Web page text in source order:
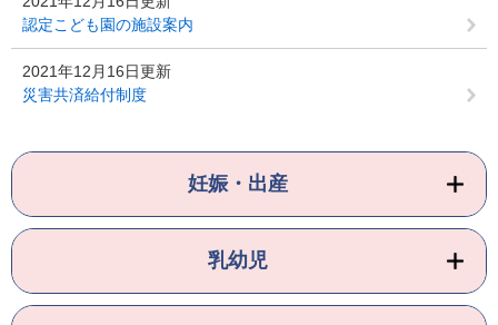
認定こども園の施設案内
2021年12月16日更新
災害共済給付制度
妊娠・出産
乳幼児